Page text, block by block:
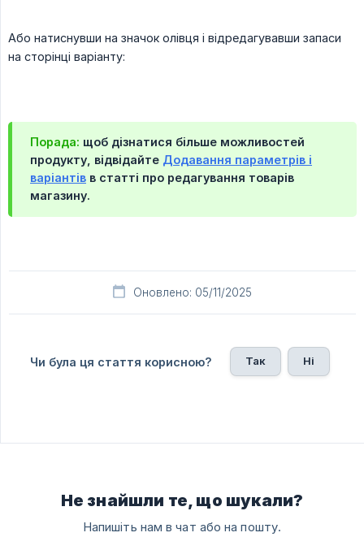
Або натиснувши на значок олівця і відредагувавши запаси
на сторінці варіанту:
Порада: щоб дізнатися більше можливостей
продукту, відвідайте Додавання параметрів і
варіантів в статті про редагування товарів
магазину.
Оновлено: 05/11/2025
Чи була ця стаття корисною? Так Ні
Не знайшли те, що шукали?
Напишіть нам в чат або на пошту.